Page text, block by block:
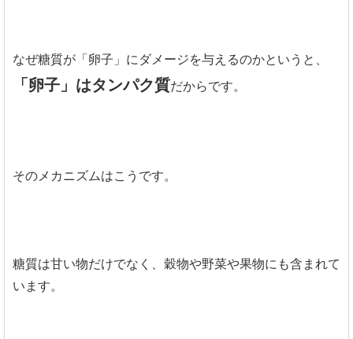
なぜ糖質が「卵子」にダメージを与えるのかというと、
「卵子」はタンパク質だからです。
そのメカニズムはこうです。
糖質は甘い物だけでなく、穀物や野菜や果物にも含まれて
います。